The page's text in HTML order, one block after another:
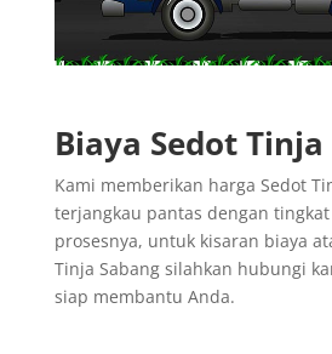
Biaya Sedot Tinja
Kami memberikan harga Sedot
terjangkau pantas dengan
prosesnya, untuk kisaran biaya
Tinja Sabang silahkan hubungi
siap membantu Anda.